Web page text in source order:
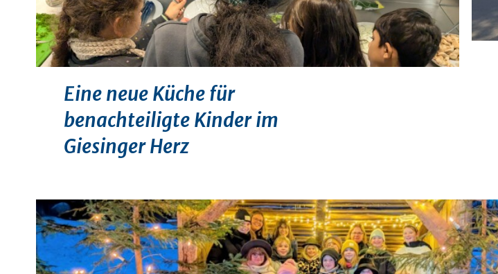
Eine neue Küche für
benachteiligte Kinder im
Giesinger Herz